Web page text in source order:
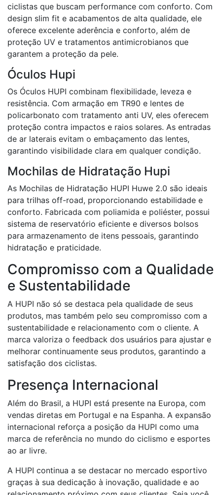
ciclistas que buscam performance com conforto. Com
design slim fit e acabamentos de alta qualidade, ele
oferece excelente aderência e conforto, além de
proteção UV e tratamentos antimicrobianos que
garantem a proteção da pele.
Óculos Hupi
Os Óculos HUPI combinam flexibilidade, leveza e
resistência. Com armação em TR90 e lentes de
policarbonato com tratamento anti UV, eles oferecem
proteção contra impactos e raios solares. As entradas
de ar laterais evitam o embaçamento das lentes,
garantindo visibilidade clara em qualquer condição.
Mochilas de Hidratação Hupi
As Mochilas de Hidratação HUPI Huwe 2.0 são ideais
para trilhas off-road, proporcionando estabilidade e
conforto. Fabricada com poliamida e poliéster, possui
sistema de reservatório eficiente e diversos bolsos
para armazenamento de itens pessoais, garantindo
hidratação e praticidade.
Compromisso com a Qualidade
e Sustentabilidade
A HUPI não só se destaca pela qualidade de seus
produtos, mas também pelo seu compromisso com a
sustentabilidade e relacionamento com o cliente. A
marca valoriza o feedback dos usuários para ajustar e
melhorar continuamente seus produtos, garantindo a
satisfação dos ciclistas.
Presença Internacional
Além do Brasil, a HUPI está presente na Europa, com
vendas diretas em Portugal e na Espanha. A expansão
internacional reforça a posição da HUPI como uma
marca de referência no mundo do ciclismo e esportes
ao ar livre.
A HUPI continua a se destacar no mercado esportivo
graças à sua dedicação à inovação, qualidade e ao